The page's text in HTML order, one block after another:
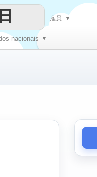
nacionais ▼
雇员 ▼